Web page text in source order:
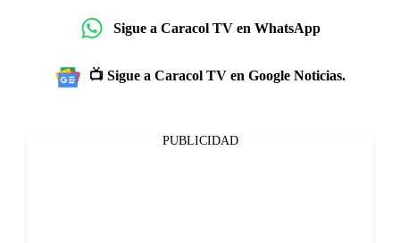
Sigue a Caracol TV en WhatsApp
📺 Sigue a Caracol TV en Google Noticias.
PUBLICIDAD